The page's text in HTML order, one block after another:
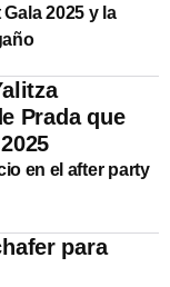
2025 y la
Prada que
en el after party
para